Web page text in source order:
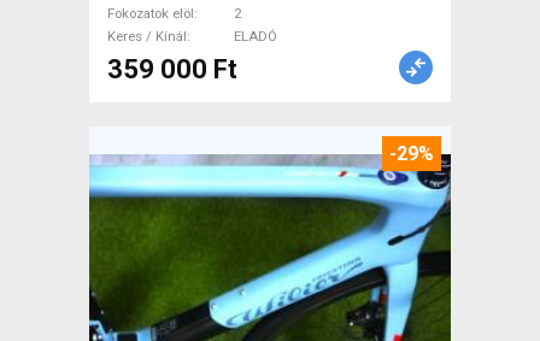
Fokozatok elöl
2
Keres / Kínál
ELADÓ
359 000 Ft
-29%